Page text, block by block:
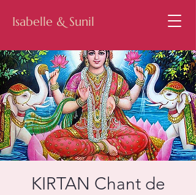
Isabelle & Sunil
KIRTAN Chant de